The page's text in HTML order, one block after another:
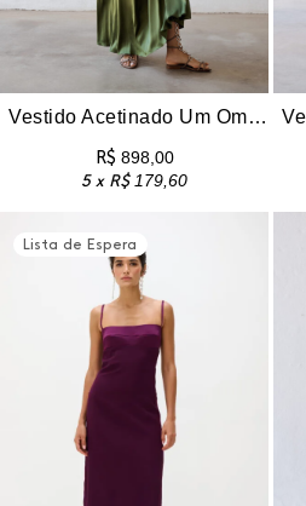
Vestido Acetinado Um Ombro Só Caetana – Verde Oliva
R$ 898,00
5 x R$179,60
Lista de Espera